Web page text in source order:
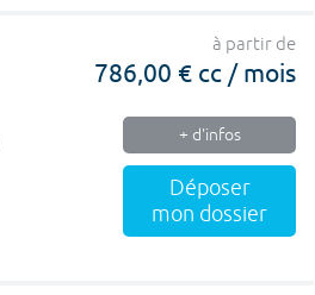
à partir de
786,00 € cc / mois
+ d'infos
Déposer
mon dossier